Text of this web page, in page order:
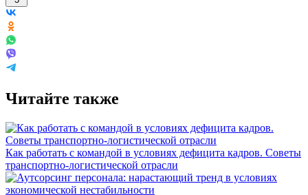
Читайте также
Как работать с командой в условиях дефицита кадров. Советы
транспортно-логистической отрасли